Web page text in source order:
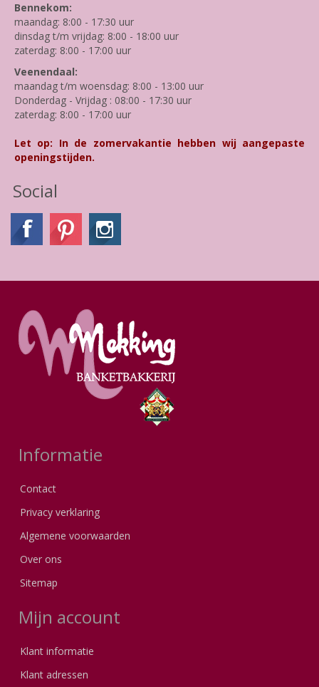
Bennekom:
maandag: 8:00 - 17:30 uur
dinsdag t/m vrijdag: 8:00 - 18:00 uur
zaterdag: 8:00 - 17:00 uur
Veenendaal:
maandag t/m woensdag: 8:00 - 13:00 uur
Donderdag - Vrijdag : 08:00 - 17:30 uur
zaterdag: 8:00 - 17:00 uur
Let op: In de zomervakantie hebben wij aangepaste
openingstijden.
Social
Informatie
Contact
Privacy verklaring
Algemene voorwaarden
Over ons
Sitemap
Mijn account
Klant informatie
Klant adressen